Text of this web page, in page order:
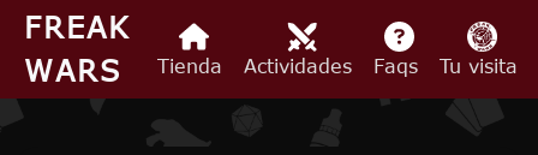
Pasar al contenido principal
FREAK
WARS
Tienda Actividades Faqs Tu visita